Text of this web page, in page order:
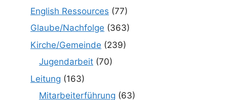
English Ressources (77)
Glaube/Nachfolge (363)
Kirche/Gemeinde (239)
Jugendarbeit (70)
Leitung (163)
Mitarbeiterführung (63)